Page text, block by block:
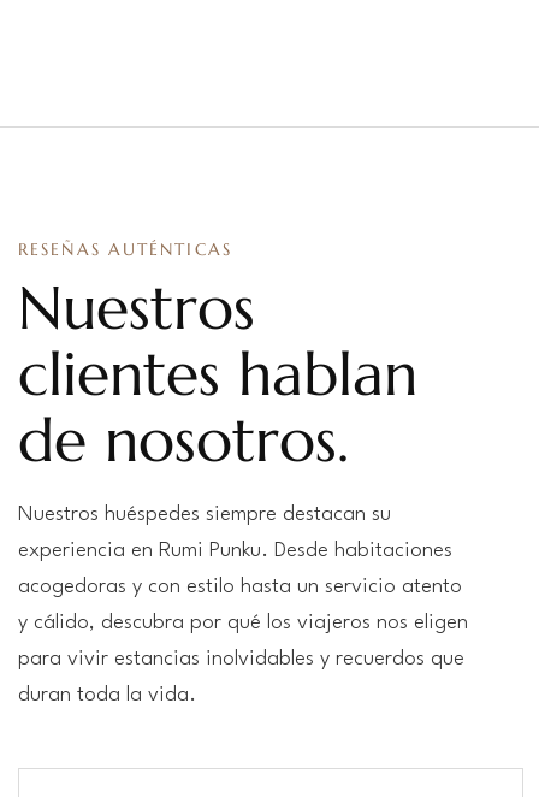
RESEÑAS AUTÉNTICAS
Nuestros
clientes hablan
de nosotros.
Nuestros huéspedes siempre destacan su
experiencia en Rumi Punku. Desde habitaciones
acogedoras y con estilo hasta un servicio atento
y cálido, descubra por qué los viajeros nos eligen
para vivir estancias inolvidables y recuerdos que
duran toda la vida.